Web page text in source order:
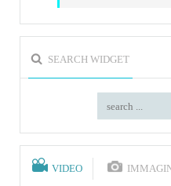
SEARCH WIDGET
VIDEO